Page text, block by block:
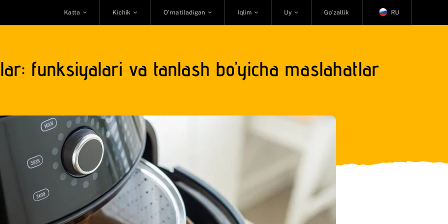
Katta Kichik O’rnatiladigan Iqlim Uy Go’zallik RU
funksiyalari va tanlash bo’yicha maslahatlar